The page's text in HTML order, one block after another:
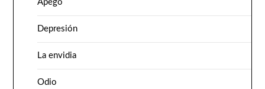
Apego
Depresión
La envidia
Odio